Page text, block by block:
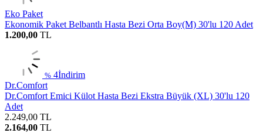
Eko Paket
Ekonomik Paket Belbantlı Hasta Bezi Orta Boy(M) 30'lu 120 Adet
1.200,00 TL
% 4İndirim
Dr.Comfort
Dr.Comfort Emici Külot Hasta Bezi Ekstra Büyük (XL) 30'lu 120
Adet
2.249,00 TL
2.164,00 TL